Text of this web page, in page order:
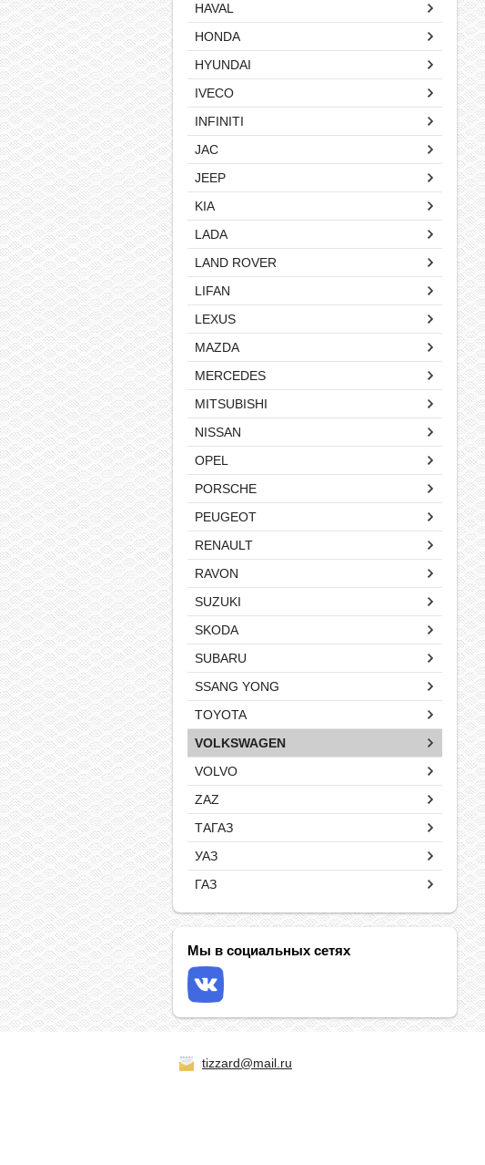
HAVAL
HONDA
HYUNDAI
IVECO
INFINITI
JAC
JEEP
KIA
LADA
LAND ROVER
LIFAN
LEXUS
MAZDA
MERCEDES
MITSUBISHI
NISSAN
OPEL
PORSCHE
PEUGEOT
RENAULT
RAVON
SUZUKI
SKODA
SUBARU
SSANG YONG
TOYOTA
VOLKSWAGEN
VOLVO
ZAZ
ТАГАЗ
УАЗ
ГАЗ
Мы в социальных сетях
tizzard@mail.ru